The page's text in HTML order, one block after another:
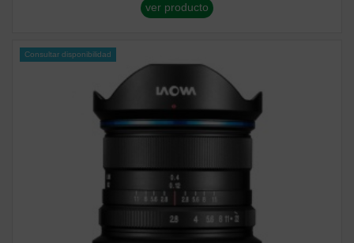
ver producto
Consultar disponibilidad